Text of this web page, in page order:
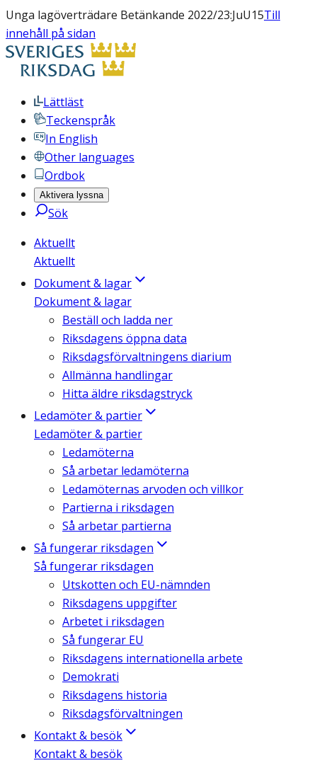
Unga lagöverträdare Betänkande 2022/23:JuU15Till
innehåll på sidan
Lättläst
Teckenspråk
In English
Other languages
Ordbok
Aktivera lyssna
Sök
Aktuellt
Aktuellt
Dokument & lagar
Dokument & lagar
Beställ och ladda ner
Riksdagens öppna data
Riksdagsförvaltningens diarium
Allmänna handlingar
Hitta äldre riksdagstryck
Ledamöter & partier
Ledamöter & partier
Ledamöterna
Så arbetar ledamöterna
Ledamöternas arvoden och villkor
Partierna i riksdagen
Så arbetar partierna
Så fungerar riksdagen
Så fungerar riksdagen
Utskotten och EU-nämnden
Riksdagens uppgifter
Arbetet i riksdagen
Så fungerar EU
Riksdagens internationella arbete
Demokrati
Riksdagens historia
Riksdagsförvaltningen
Kontakt & besök
Kontakt & besök